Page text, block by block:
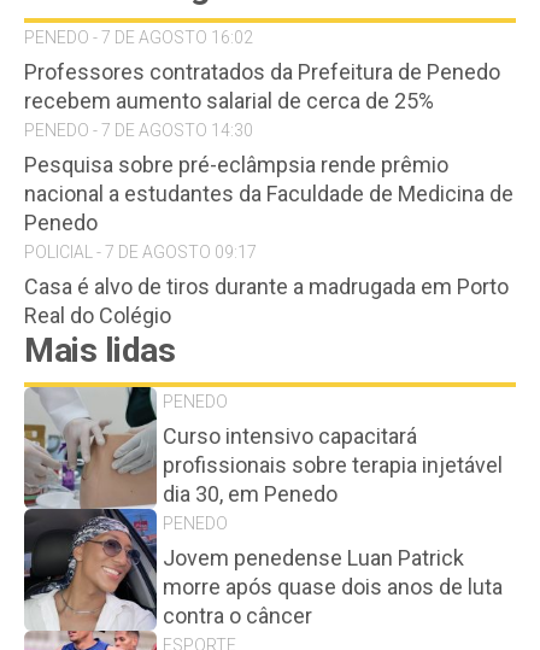
PENEDO - 7 DE AGOSTO 16:02
Professores contratados da Prefeitura de Penedo
recebem aumento salarial de cerca de 25%
PENEDO - 7 DE AGOSTO 14:30
Pesquisa sobre pré-eclâmpsia rende prêmio
nacional a estudantes da Faculdade de Medicina de
Penedo
POLICIAL - 7 DE AGOSTO 09:17
Casa é alvo de tiros durante a madrugada em Porto
Real do Colégio
Mais lidas
PENEDO
Curso intensivo capacitará
profissionais sobre terapia injetável
dia 30, em Penedo
PENEDO
Jovem penedense Luan Patrick
morre após quase dois anos de luta
contra o câncer
ESPORTE